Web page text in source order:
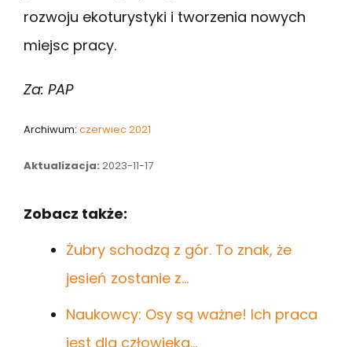
rozwoju ekoturystyki i tworzenia nowych
miejsc pracy.
Za: PAP
Archiwum: czerwiec 2021
Aktualizacja: 2023-11-17
Zobacz także:
Żubry schodzą z gór. To znak, że
jesień zostanie z…
Naukowcy: Osy są ważne! Ich praca
jest dla człowieka…